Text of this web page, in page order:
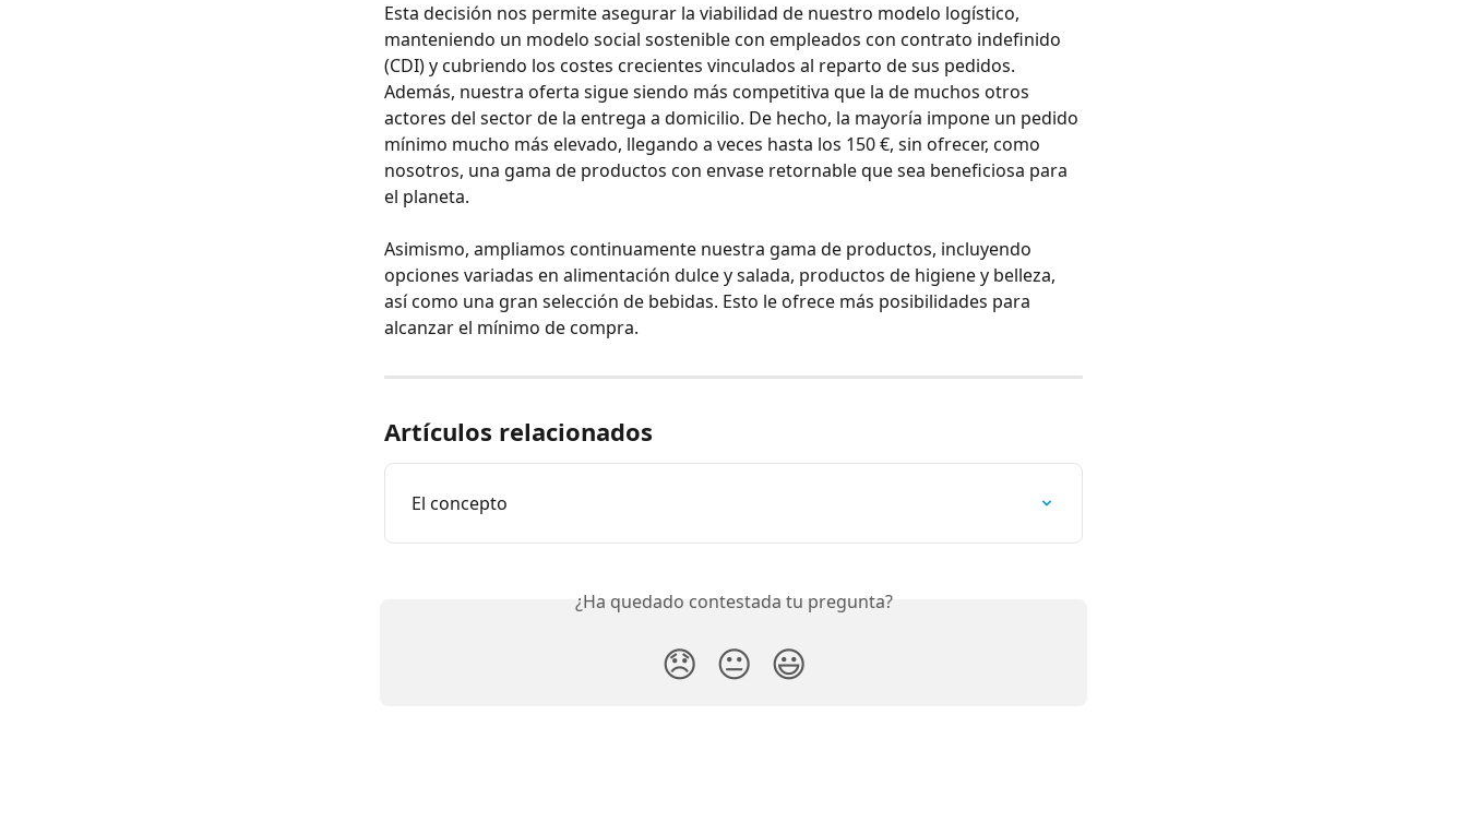
Esta decisión nos permite asegurar la viabilidad de nuestro modelo logístico,
manteniendo un modelo social sostenible con empleados con contrato indefinido
(CDI) y cubriendo los costes crecientes vinculados al reparto de sus pedidos.
Además, nuestra oferta sigue siendo más competitiva que la de muchos otros
actores del sector de la entrega a domicilio. De hecho, la mayoría impone un pedido
mínimo mucho más elevado, llegando a veces hasta los 150 €, sin ofrecer, como
nosotros, una gama de productos con envase retornable que sea beneficiosa para
el planeta.
Asimismo, ampliamos continuamente nuestra gama de productos, incluyendo
opciones variadas en alimentación dulce y salada, productos de higiene y belleza,
así como una gran selección de bebidas. Esto le ofrece más posibilidades para
alcanzar el mínimo de compra.
Artículos relacionados
El concepto
¿Ha quedado contestada tu pregunta?
😞 😐 😃